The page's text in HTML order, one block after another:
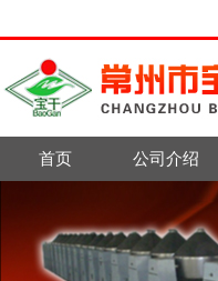
首页 公司介绍